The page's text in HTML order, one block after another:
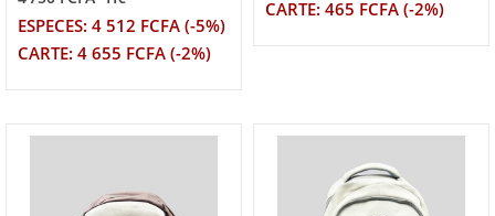
ESPECES: 4 512 FCFA (-5%)
CARTE: 4 655 FCFA (-2%)
CARTE: 465 FCFA (-2%)